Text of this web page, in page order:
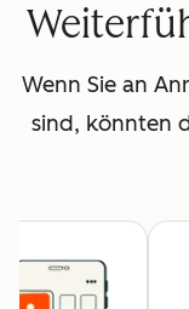
Wenn Sie an
sind, könnten